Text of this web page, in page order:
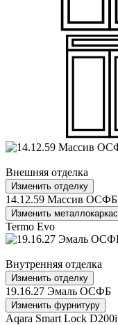
Внешняя отделка
Изменить отделку
14.12.59 Массив ОСФБ
Изменить металлокаркас
Termo Evo
Внутренняя отделка
Изменить отделку
19.16.27 Эмаль ОСФБ
Изменить фурнитуру
Aqara Smart Lock D200i